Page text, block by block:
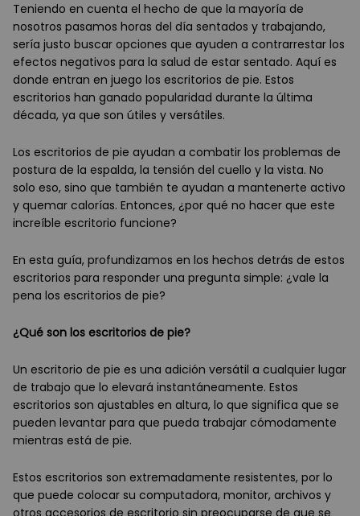
Teniendo en cuenta el hecho de que la mayoría de
nosotros pasamos horas del día sentados y trabajando,
sería justo buscar opciones que ayuden a contrarrestar los
efectos negativos para la salud de estar sentado. Aquí es
donde entran en juego los escritorios de pie. Estos
escritorios han ganado popularidad durante la última
década, ya que son útiles y versátiles.
Los escritorios de pie ayudan a combatir los problemas de
postura de la espalda, la tensión del cuello y la vista. No
solo eso, sino que también te ayudan a mantenerte activo
y quemar calorías. Entonces, ¿por qué no hacer que este
increíble escritorio funcione?
En esta guía, profundizamos en los hechos detrás de estos
escritorios para responder una pregunta simple: ¿vale la
pena los escritorios de pie?
¿Qué son los escritorios de pie?
Un escritorio de pie es una adición versátil a cualquier lugar
de trabajo que lo elevará instantáneamente. Estos
escritorios son ajustables en altura, lo que significa que se
pueden levantar para que pueda trabajar cómodamente
mientras está de pie.
Estos escritorios son extremadamente resistentes, por lo
que puede colocar su computadora, monitor, archivos y